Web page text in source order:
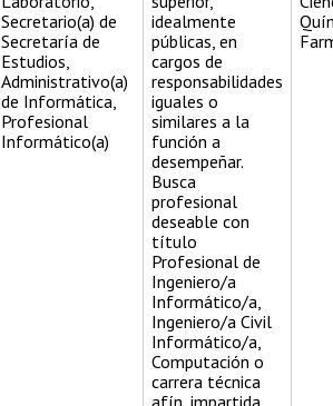
Secretario(a) de
Secretaría de
Estudios,
Administrativo(a)
de Informática,
Profesional
Informático(a)
idealmente
públicas, en
cargos de
responsabilidades
iguales o
similares a la
función a
desempeñar.
Busca
profesional
deseable con
título
Profesional de
Ingeniero/a
Informático/a,
Ingeniero/a Civil
Informático/a,
Computación o
carrera técnica